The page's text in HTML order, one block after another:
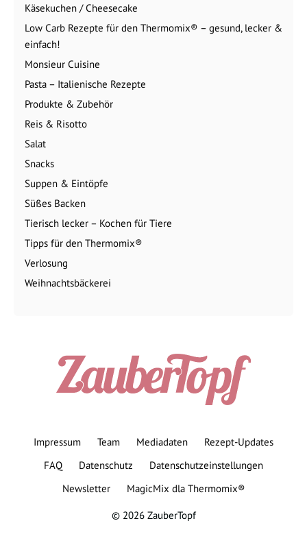
Käsekuchen / Cheesecake
Low Carb Rezepte für den Thermomix® – gesund, lecker &
einfach!
Monsieur Cuisine
Pasta – Italienische Rezepte
Produkte & Zubehör
Reis & Risotto
Salat
Snacks
Suppen & Eintöpfe
Süßes Backen
Tierisch lecker – Kochen für Tiere
Tipps für den Thermomix®
Verlosung
Weihnachtsbäckerei
Impressum Team Mediadaten
Rezept-Updates
FAQ
Datenschutz
Datenschutzeinstellungen
Newsletter
MagicMix dla Thermomix®
© 2026 ZauberTopf